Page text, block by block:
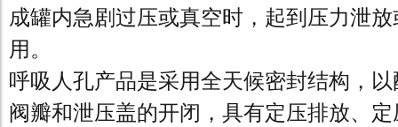
成罐内急剧过压或真空时，起到压力泄
用。
呼吸人孔产品是采用全天候密封结构，
阀瓣和泄压盖的开闭，具有定压排放、